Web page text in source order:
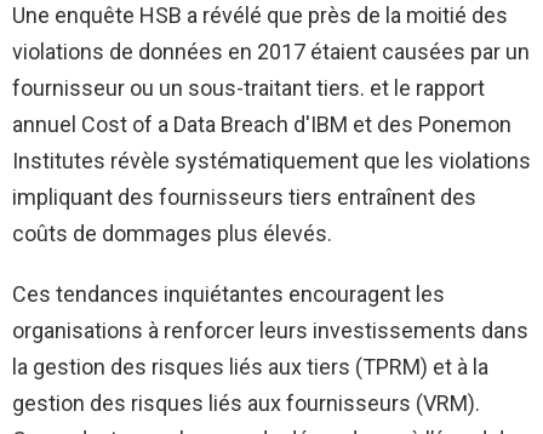
Une enquête HSB a révélé que près de la moitié des
violations de données en 2017 étaient causées par un
fournisseur ou un sous-traitant tiers. et le rapport
annuel Cost of a Data Breach d'IBM et des Ponemon
Institutes révèle systématiquement que les violations
impliquant des fournisseurs tiers entraînent des
coûts de dommages plus élevés.
Ces tendances inquiétantes encouragent les
organisations à renforcer leurs investissements dans
la gestion des risques liés aux tiers (TPRM) et à la
gestion des risques liés aux fournisseurs (VRM).